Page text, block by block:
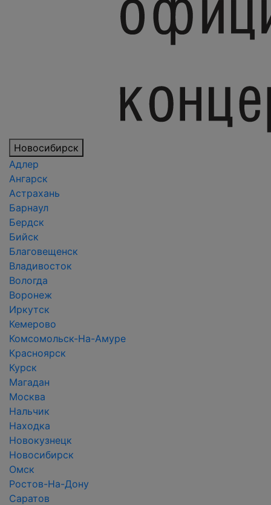
Новосибирск
Адлер
Ангарск
Астрахань
Барнаул
Бердск
Бийск
Благовещенск
Владивосток
Вологда
Воронеж
Иркутск
Кемерово
Комсомольск-На-Амуре
Красноярск
Курск
Магадан
Москва
Нальчик
Находка
Новокузнецк
Новосибирск
Омск
Ростов-На-Дону
Саратов